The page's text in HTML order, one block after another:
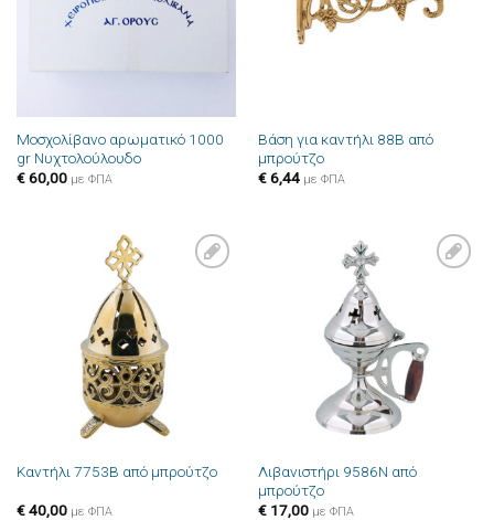
Μοσχολίβανο αρωματικό 1000
gr Νυχτολούλουδο
€60,00 με ΦΠΑ
Βάση για καντήλι 88B από
μπρούτζο
€6,44 με ΦΠΑ
Καντήλι 7753B από μπρούτζο
€40,00 με ΦΠΑ
Λιβανιστήρι 9586N από
μπρούτζο
€17,00 με ΦΠΑ